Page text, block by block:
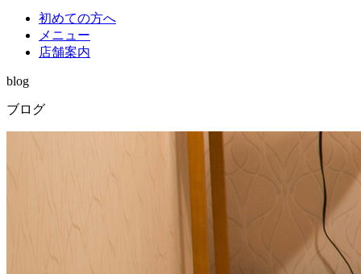
初めての方へ
メニュー
店舗案内
blog
ブログ